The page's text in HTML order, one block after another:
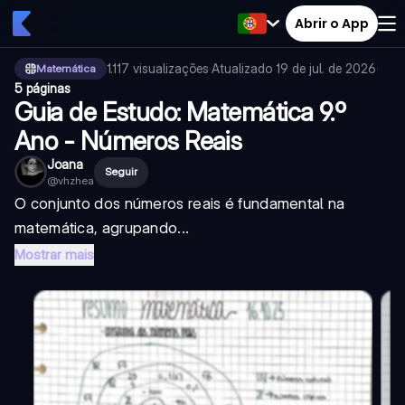
Abrir o App
Matemática 1.117 visualizações·Atualizado 19 de jul. de 2026·
5 páginas
Guia de Estudo: Matemática 9.º
Ano - Números Reais
Joana
@vhzhea
Seguir
O conjunto dos números reais é fundamental na
matemática, agrupando...
Mostrar mais